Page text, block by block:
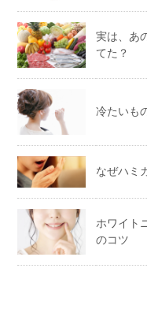
実は、あ
てた？
冷たいも
なぜハミ
ホワイト
のコツ